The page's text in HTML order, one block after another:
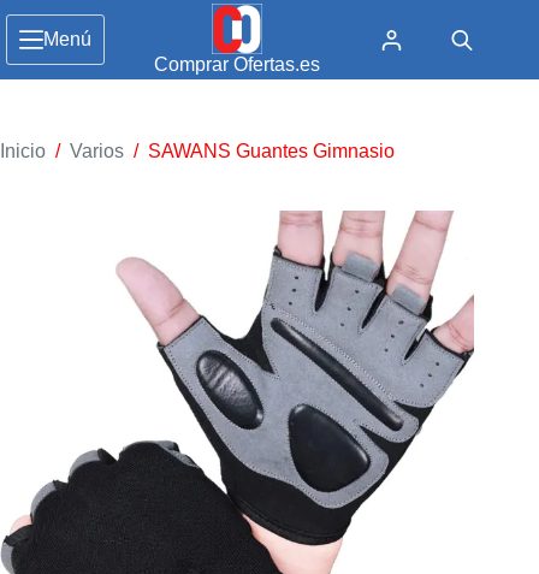
Menú
Comprar Ofertas.es
Inicio / Varios / SAWANS Guantes Gimnasio